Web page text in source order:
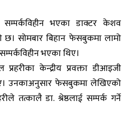
भएका डाक्टर केशव
छ। सोमबार बिहान फेसबुकमा लामो
भएका थिए।
केन्द्रीय प्रवक्ता डीआइजी
उनकाअनुसार फेसबुकमा लेखिएको
तत्कालै डा. श्रेष्ठलाई सम्पर्क गर्ने